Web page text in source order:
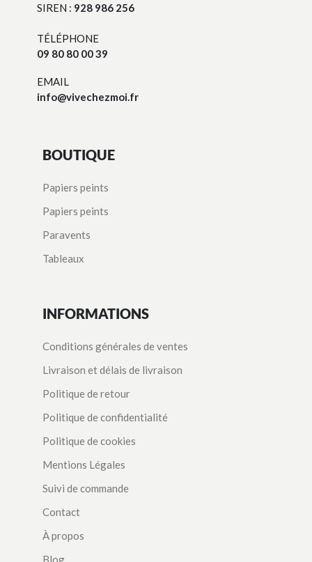
SIREN : 928 986 256
TÉLÉPHONE
09 80 80 00 39
EMAIL
info@vivechezmoi.fr
BOUTIQUE
Papiers peints
Papiers peints
Paravents
Tableaux
INFORMATIONS
Conditions générales de ventes
Livraison et délais de livraison
Politique de retour
Politique de confidentialité
Politique de cookies
Mentions Légales
Suivi de commande
Contact
À propos
Blog